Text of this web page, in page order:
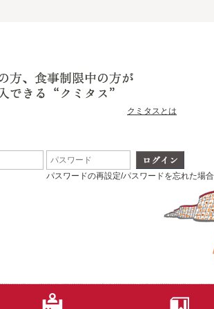
クミタスとは
パスワードの再設定/パスワードを忘れた場合